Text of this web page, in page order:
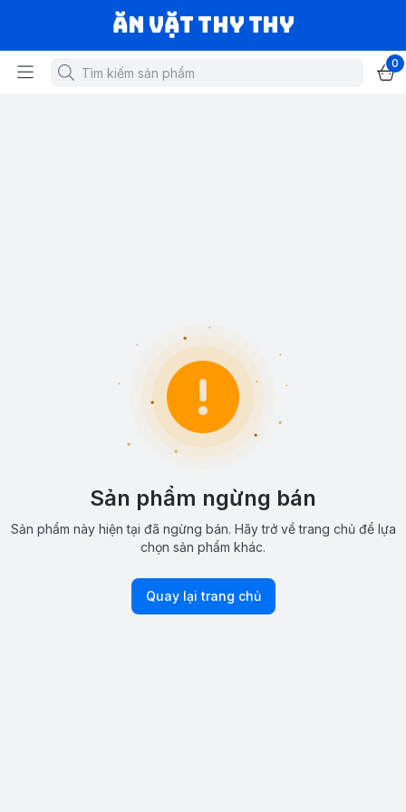
Ăn vặt Thy Thy
0
Sản phẩm ngừng bán
Sản phẩm này hiện tại đã ngừng bán. Hãy trở về trang chủ để lựa
chọn sản phẩm khác.
Quay lại trang chủ